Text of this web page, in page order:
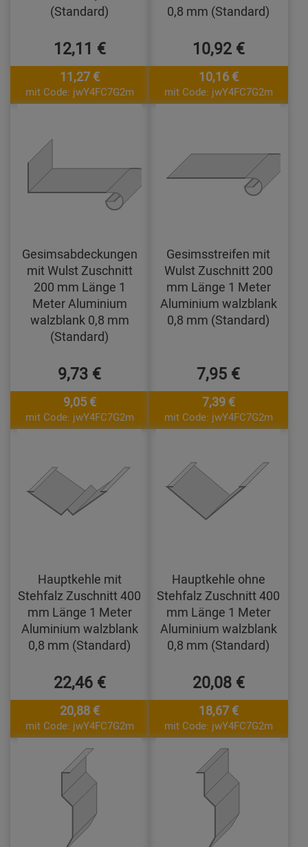
(Standard)
12,11 €
11,27 €
mit Code: jwY4FC7G2m
0,8 mm (Standard)
10,92 €
10,16 €
mit Code: jwY4FC7G2m
Gesimsabdeckungen
mit Wulst Zuschnitt
200 mm Länge 1
Meter Aluminium
walzblank 0,8 mm
(Standard)
9,73 €
9,05 €
mit Code: jwY4FC7G2m
Gesimsstreifen mit
Wulst Zuschnitt 200
mm Länge 1 Meter
Aluminium walzblank
0,8 mm (Standard)
7,95 €
7,39 €
mit Code: jwY4FC7G2m
Hauptkehle mit
Stehfalz Zuschnitt 400
mm Länge 1 Meter
Aluminium walzblank
0,8 mm (Standard)
22,46 €
20,88 €
mit Code: jwY4FC7G2m
Hauptkehle ohne
Stehfalz Zuschnitt 400
mm Länge 1 Meter
Aluminium walzblank
0,8 mm (Standard)
20,08 €
18,67 €
mit Code: jwY4FC7G2m